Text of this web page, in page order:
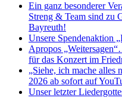
Ein ganz besonderer
Streng & Team sind zu
Bayreuth!
Unsere
Apropos
für das Konzert im
„Siehe, ich mache alles
2026 ab sofort auf
Unser letzter